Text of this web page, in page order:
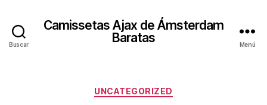
Buscar
Camissetas Ajax de Ámsterdam
Baratas
Menú
Categorías
UNCATEGORIZED